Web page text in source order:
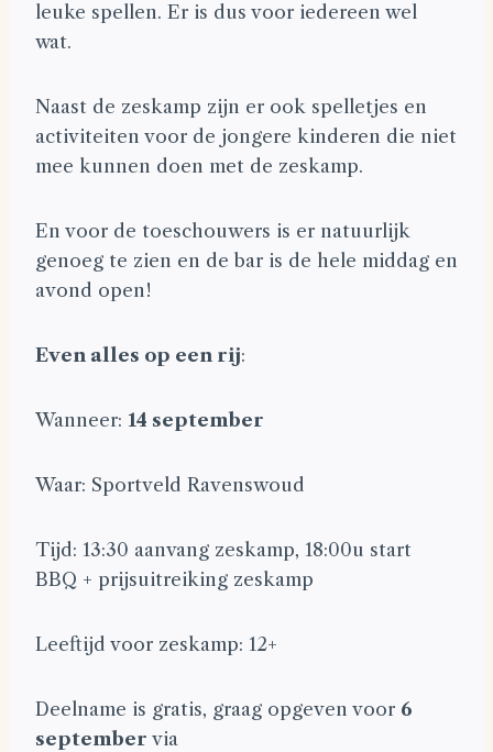
leuke spellen. Er is dus voor iedereen wel
wat.
Naast de zeskamp zijn er ook spelletjes en
activiteiten voor de jongere kinderen die niet
mee kunnen doen met de zeskamp.
En voor de toeschouwers is er natuurlijk
genoeg te zien en de bar is de hele middag en
avond open!
Even alles op een rij:
Wanneer: 14 september
Waar: Sportveld Ravenswoud
Tijd: 13:30 aanvang zeskamp, 18:00u start
BBQ + prijsuitreiking zeskamp
Leeftijd voor zeskamp: 12+
Deelname is gratis, graag opgeven voor 6
september via